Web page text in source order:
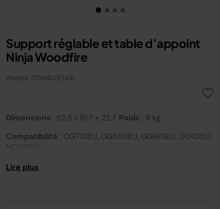
Support réglable et table d’appoint
Ninja Woodfire
Modèle: 4718J800EUUK
Dimensions : 62,5 x 61,7 x 22,7. Poids : 9 kg.
Compatibilité : OG701EU, OG850EU, OG901EU, OO101EU,
MO201EU.
Lire plus